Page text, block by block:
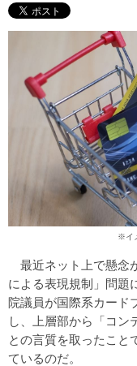
※イ
最近ネット上で懸念
による表現規制」問題
院議員が国際系カード
し、上層部から「コン
との言質を取ったこと
ているのだ。